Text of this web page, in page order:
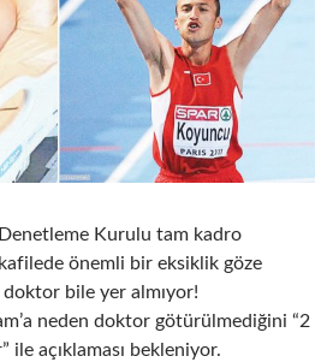
Kurulu tam kadro
önemli bir eksiklik göze
bile yer almıyor!
neden doktor götürülmediğini “2
açıklaması bekleniyor.